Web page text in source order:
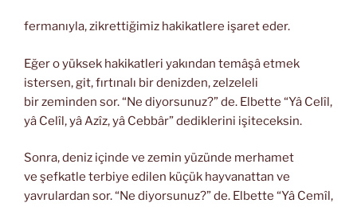
fermanıyla, zikrettiğimiz hakikatlere işaret eder.
Eğer o yüksek hakikatleri yakından temâşâ etmek
istersen, git, fırtınalı bir denizden, zelzeleli
bir zeminden sor. “Ne diyorsunuz?” de. Elbette “Yâ Celîl,
yâ Celîl, yâ Azîz, yâ Cebbâr” dediklerini işiteceksin.
Sonra, deniz içinde ve zemin yüzünde merhamet
ve şefkatle terbiye edilen küçük hayvanattan ve
yavrulardan sor. “Ne diyorsunuz?” de. Elbette “Yâ Cemîl,